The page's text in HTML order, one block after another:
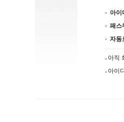
아이
패스
자동
아직
아이